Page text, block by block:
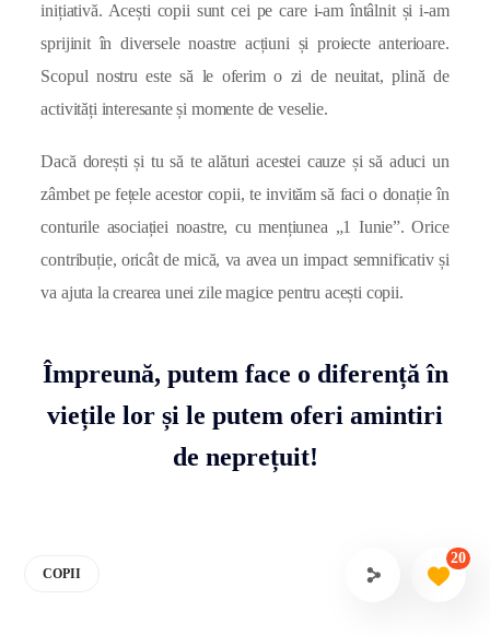
inițiativă. Acești copii sunt cei pe care i-am întâlnit și i-am
sprijinit în diversele noastre acțiuni și proiecte anterioare.
Scopul nostru este să le oferim o zi de neuitat, plină de
activități interesante și momente de veselie.
Dacă dorești și tu să te alături acestei cauze și să aduci un
zâmbet pe fețele acestor copii, te invităm să faci o donație în
conturile asociației noastre, cu mențiunea „1 Iunie”. Orice
contribuție, oricât de mică, va avea un impact semnificativ și
va ajuta la crearea unei zile magice pentru acești copii.
Împreună, putem face o diferență în
viețile lor și le putem oferi amintiri
de neprețuit!
COPII
20